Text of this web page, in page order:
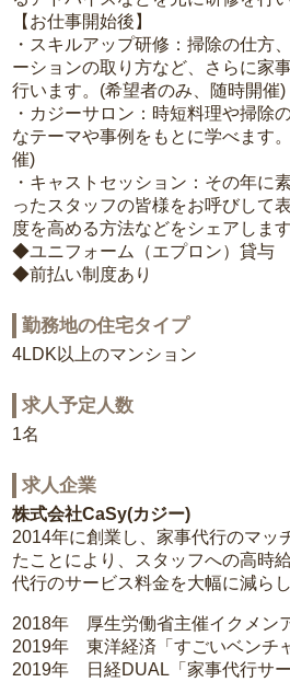
【お仕事開始後】
・スキルアップ研修：掃除の仕方
ーションの取り方など、さらに家
行います。(希望者のみ、随時開催)
・カジーサロン：時短料理や掃除
なテーマや事例をもとに学べます
催)
・キャストセッション：その年に
ったスタッフの皆様をお呼びして
度を高める方法などをシェアしま
◆ユニフォーム（エプロン）貸与
◆前払い制度あり
勤務地の住宅タイプ
4LDK以上のマンション
求人予定人数
1名
求人企業
株式会社CaSy(カジー)
2014年に創業し、家事代行のマッ
たことにより、スタッフへの高時
代行のサービス料金を大幅に減ら
2018年 厚生労働省主催イクメン
2019年 東洋経済「すごいベンチ
2019年 日経DUAL「家事代行サ